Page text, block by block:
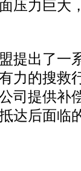
压力巨大
出了一
力的搜救
司提供补
达后面临